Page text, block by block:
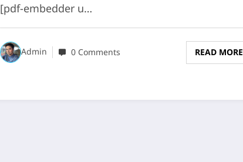
[pdf-embedder u…
Admin 0 Comments READ MORE